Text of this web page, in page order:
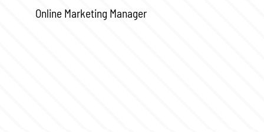
Online Marketing Manager